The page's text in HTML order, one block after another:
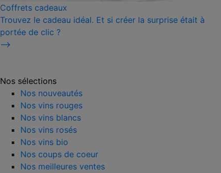
Coffrets cadeaux
Trouvez le cadeau idéal. Et si créer la surprise était à
portée de clic ?
⟶
Nos sélections
Nos nouveautés
Nos vins rouges
Nos vins blancs
Nos vins rosés
Nos vins bio
Nos coups de coeur
Nos meilleures ventes